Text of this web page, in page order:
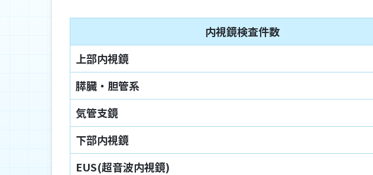
内視鏡検査件数
上部内視鏡
膵臓・胆管系
気管支鏡
下部内視鏡
EUS(超音波内視鏡)